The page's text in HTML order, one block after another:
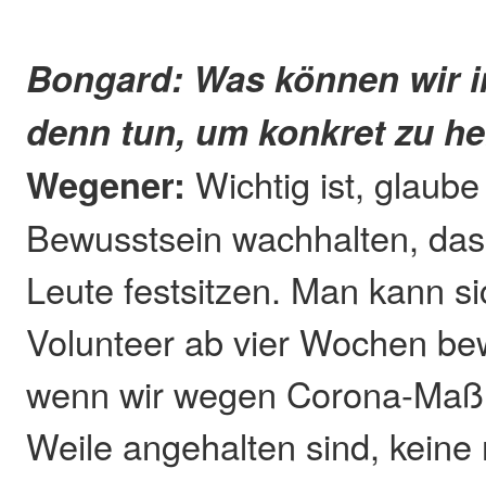
Bongard: Was können wir
denn tun, um konkret zu
Wegener: Wichtig ist,
Bewusstsein wachhalten,
Leute festsitzen. Man kann
Volunteer ab vier Wochen
wenn wir wegen Corona-
Weile angehalten sind,